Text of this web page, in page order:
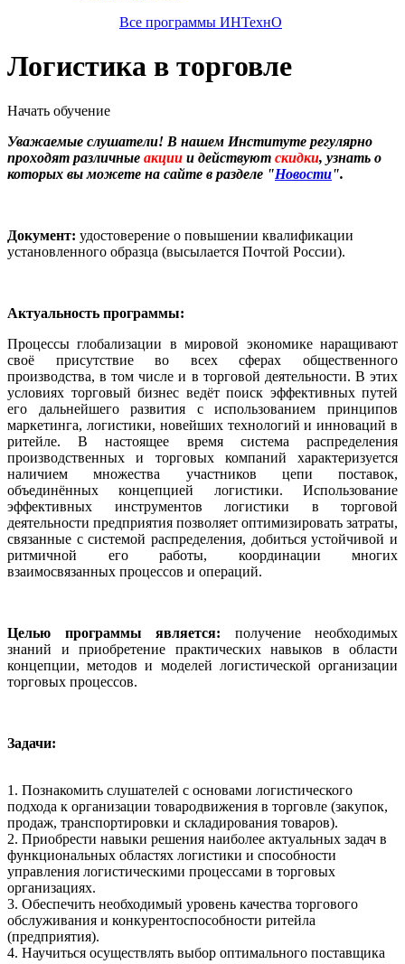
Все программы ИНТехнО
Логистика в торговле
Начать обучение
Уважаемые слушатели! В нашем Институте регулярно
проходят различные акции и действуют скидки, узнать о
которых вы можете на сайте в разделе "Новости".
Документ: удостоверение о повышении квалификации
установленного образца (высылается Почтой России).
Актуальность программы:
Процессы глобализации в мировой экономике наращивают
своё присутствие во всех сферах общественного
производства, в том числе и в торговой деятельности. В этих
условиях торговый бизнес ведёт поиск эффективных путей
его дальнейшего развития с использованием принципов
маркетинга, логистики, новейших технологий и инноваций в
ритейле. В настоящее время система распределения
производственных и торговых компаний характеризуется
наличием множества участников цепи поставок,
объединённых концепцией логистики. Использование
эффективных инструментов логистики в торговой
деятельности предприятия позволяет оптимизировать затраты,
связанные с системой распределения, добиться устойчивой и
ритмичной его работы, координации многих
взаимосвязанных процессов и операций.
Целью программы является: получение необходимых
знаний и приобретение практических навыков в области
концепции, методов и моделей логистической организации
торговых процессов.
Задачи:
1. Познакомить слушателей с основами логистического
подхода к организации товародвижения в торговле (закупок,
продаж, транспортировки и складирования товаров).
2. Приобрести навыки решения наиболее актуальных задач в
функциональных областях логистики и способности
управления логистическими процессами в торговых
организациях.
3. Обеспечить необходимый уровень качества торгового
обслуживания и конкурентоспособности ритейла
(предприятия).
4. Научиться осуществлять выбор оптимального поставщика